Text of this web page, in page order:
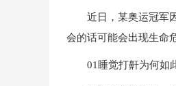
近日，某奥运冠军因
会的话可能会出现生命
01睡觉打鼾为何如